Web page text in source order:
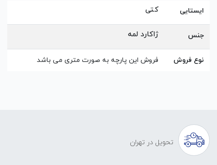
ایستایی کتی
جنس ژاکارد لمه
نوع فروش فروش این پارچه به صورت متری می باشد
تحویل در تهران